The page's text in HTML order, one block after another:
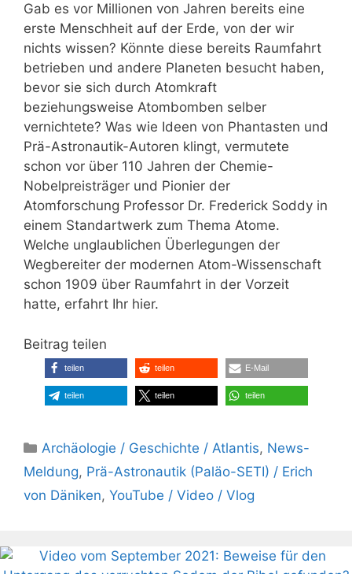
Gab es vor Millionen von Jahren bereits eine
erste Menschheit auf der Erde, von der wir
nichts wissen? Könnte diese bereits Raumfahrt
betrieben und andere Planeten besucht haben,
bevor sie sich durch Atomkraft
beziehungsweise Atombomben selber
vernichtete? Was wie Ideen von Phantasten und
Prä-Astronautik-Autoren klingt, vermutete
schon vor über 110 Jahren der Chemie-
Nobelpreisträger und Pionier der
Atomforschung Professor Dr. Frederick Soddy in
einem Standartwerk zum Thema Atome.
Welche unglaublichen Überlegungen der
Wegbereiter der modernen Atom-Wissenschaft
schon 1909 über Raumfahrt in der Vorzeit
hatte, erfahrt Ihr hier.
Beitrag teilen
teilen teilen E-Mail
teilen teilen teilen
Kategorien
Archäologie / Geschichte / Atlantis, News-
Meldung, Prä-Astronautik (Paläo-SETI) / Erich
von Däniken, YouTube / Video / Vlog